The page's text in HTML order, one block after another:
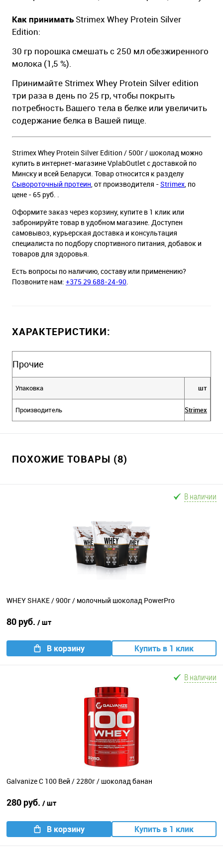
Как принимать Strimex Whey Protein Silver
Edition:
30 гр порошка смешать с 250 мл обезжиренного
молока (1,5 %).
Принимайте Strimex Whey Protein Silver edition
три раза в день по 25 гр, чтобы покрыть
потребность Вашего тела в белке или увеличить
содержание белка в Вашей пище.
Strimex Whey Protein Silver Edition / 500г / шоколад можно
купить в интернет-магазине VplabOutlet с доставкой по
Минску и всей Беларуси. Товар относится к разделу
Сывороточный протеин, от производителя -Strimex, по
цене - 65 руб. .
Оформите заказ через корзину, купите в 1 клик или
забронируйте товар в удобном магазине. Доступен
самовывоз, курьерская доставка и консультация
специалиста по подбору спортивного питания, добавок и
товаров для здоровья.
Есть вопросы по наличию, составу или применению?
Позвоните нам: +375 29 688-24-90.
ХАРАКТЕРИСТИКИ:
Прочие
Упаковка шт
Производитель Strimex
ПОХОЖИЕ ТОВАРЫ (8)
В наличии
WHEY SHAKE / 900г / молочный шоколад PowerPro
80 руб. / шт
В корзину Купить в 1 клик
В наличии
Galvanize C 100 Вей / 2280г / шоколад банан
280 руб. / шт
В корзину Купить в 1 клик